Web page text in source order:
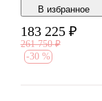
В избранноe
183 225 ₽
261 750 ₽
-30 %